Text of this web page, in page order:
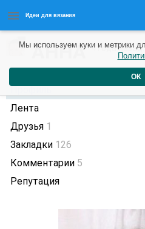
Идеи для вязания
АННА4 года назад
Профиль
Лента
Друзья 1
Закладки 126
Комментарии 5
Репутация
Мы используем куки и метрики
ОК